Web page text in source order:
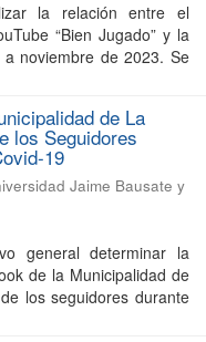
la relación entre el
“Bien Jugado” y la
noviembre de 2023. Se
de La
los Seguidores
19
Jaime Bausate y
general determinar la
de la Municipalidad de
los seguidores durante